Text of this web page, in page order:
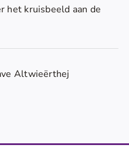
het kruisbeeld aan de
Altwieërthej